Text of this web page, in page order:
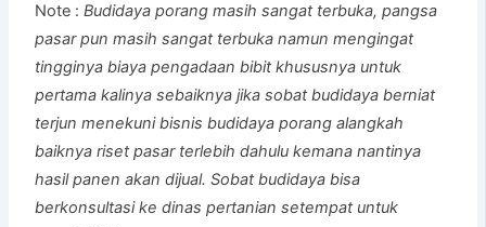
Note :Budidaya porang masih sangat terbuka, pangsa
pasar pun masih sangat terbuka namun mengingat
tingginya biaya pengadaan bibit khususnya untuk
pertama kalinya sebaiknya jika sobat budidaya berniat
terjun menekuni bisnis budidaya porang alangkah
baiknya riset pasar terlebih dahulu kemana nantinya
hasil panen akan dijual. Sobat budidaya bisa
berkonsultasi ke dinas pertanian setempat untuk